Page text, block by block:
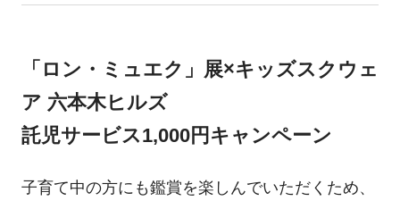
「ロン・ミュエク」展×キッズスクウェ
ア 六本木ヒルズ
託児サービス1,000円キャンペーン
子育て中の方にも鑑賞を楽しんでいただくため、